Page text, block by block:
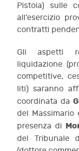
Pistoia) sulle
all’esercizio
contratti
Gli aspetti
liquidazione
competitive,
liti) saranno
coordinata da
del Massimario
presenza di
del Tribunale